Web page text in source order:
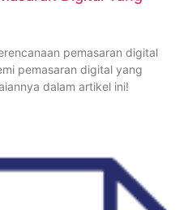
pemasaran digital
pemasaran digital yang
dalam artikel ini!